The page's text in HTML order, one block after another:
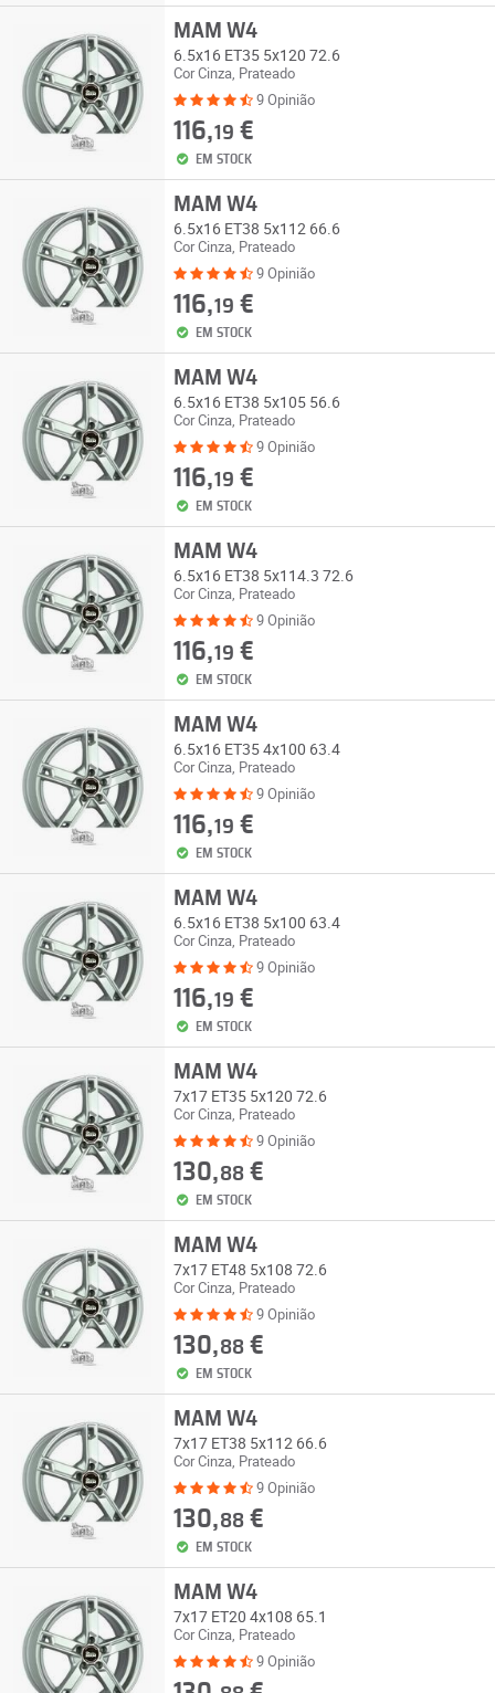
MAM W4
6.5x16 ET35 5x120 72.6
Cor Cinza, Prateado
9 Opinião
116,19 €
EM STOCK
MAM W4
6.5x16 ET38 5x112 66.6
Cor Cinza, Prateado
9 Opinião
116,19 €
EM STOCK
MAM W4
6.5x16 ET38 5x105 56.6
Cor Cinza, Prateado
9 Opinião
116,19 €
EM STOCK
MAM W4
6.5x16 ET38 5x114.3 72.6
Cor Cinza, Prateado
9 Opinião
116,19 €
EM STOCK
MAM W4
6.5x16 ET35 4x100 63.4
Cor Cinza, Prateado
9 Opinião
116,19 €
EM STOCK
MAM W4
6.5x16 ET38 5x100 63.4
Cor Cinza, Prateado
9 Opinião
116,19 €
EM STOCK
MAM W4
7x17 ET35 5x120 72.6
Cor Cinza, Prateado
9 Opinião
130,88€
EM STOCK
MAM W4
7x17 ET48 5x108 72.6
Cor Cinza, Prateado
9 Opinião
130,88€
EM STOCK
MAM W4
7x17 ET38 5x112 66.6
Cor Cinza, Prateado
9 Opinião
130,88€
EM STOCK
MAM W4
7x17 ET20 4x108 65.1
Cor Cinza, Prateado
9 Opinião